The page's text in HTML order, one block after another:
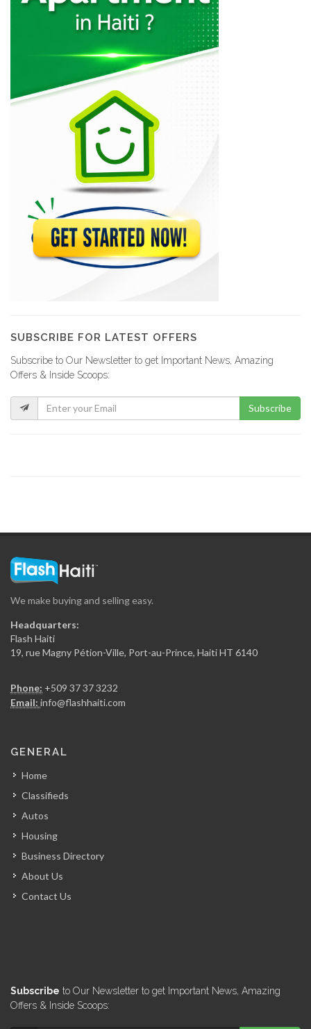
SUBSCRIBE FOR LATEST OFFERS
Subscribe to Our Newsletter to get Important News, Amazing
Offers & Inside Scoops:
Subscribe
We make buying and selling easy.
Headquarters:
Flash Haiti
19, rue Magny Pétion-Ville, Port-au-Prince, Haiti HT 6140
Phone: +509 37 37 3232
Email: info@flashhaiti.com
GENERAL
Home
Classifieds
Autos
Housing
Business Directory
About Us
Contact Us
Subscribe to Our Newsletter to get Important News, Amazing
Offers & Inside Scoops: